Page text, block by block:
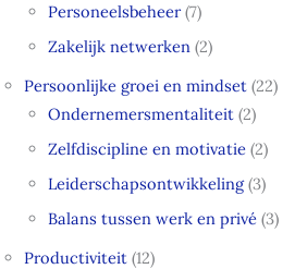
Personeelsbeheer(7)
Zakelijk netwerken (2)
Persoonlijke groei en mindset (22)
Ondernemersmentaliteit (2)
Zelfdiscipline en motivatie (2)
Leiderschapsontwikkeling(3)
Balans tussen werk en privé (3)
Productiviteit (12)